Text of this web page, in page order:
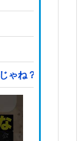
ゃね？」→分析